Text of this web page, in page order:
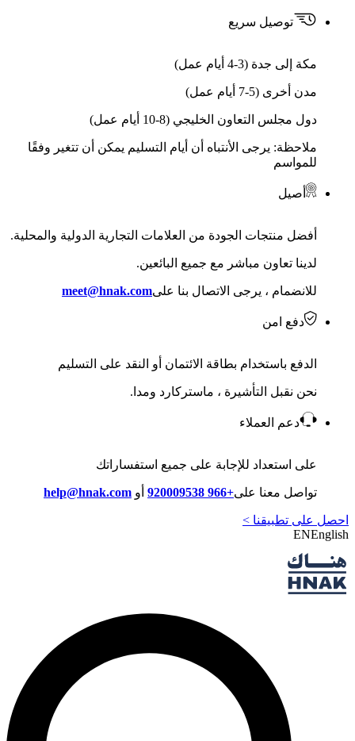
توصيل سريع
مكة إلى جدة (3-4 أيام عمل)
مدن أخرى (5-7 أيام عمل)
دول مجلس التعاون الخليجي (8-10 أيام عمل)
ملاحظة: يرجى الأنتباه أن أيام التسليم يمكن أن تتغير وفقًا
للمواسم
أصيل
أفضل منتجات الجودة من العلامات التجارية الدولية والمحلية.
لدينا تعاون مباشر مع جميع البائعين.
للانضمام ، يرجى الاتصال بنا علىmeet@hnak.com
دفع امن
الدفع باستخدام بطاقة الائتمان أو النقد على التسليم
نحن نقبل التأشيرة ، ماستركارد ومدا.
دعم العملاء
على استعداد للإجابة على جميع استفساراتك
تواصل معنا على+966 920009538 أو help@hnak.com
احصل على تطبيقنا >
ENEnglish